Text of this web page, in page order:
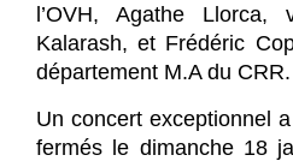
l’OVH, Agathe Llorca,
Kalarash, et Frédéric
département M.A du CRR.
Un concert exceptionnel
fermés le dimanche 18